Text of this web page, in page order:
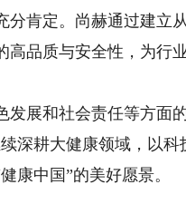
肯定。尚赫通过建立
品质与安全性，为行
展和社会责任等方面
深耕大健康领域，以
康中国”的美好愿景。